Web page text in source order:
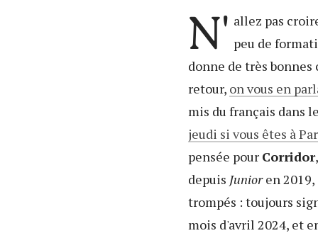
N' allez pas
peu de
donne de très bonnes
retour, on vous en
mis du français dans
jeudi si vous êtes à
pensée pour Corridor
depuis Junioren 2019,
trompés : toujours
mois d'avril 2024, et